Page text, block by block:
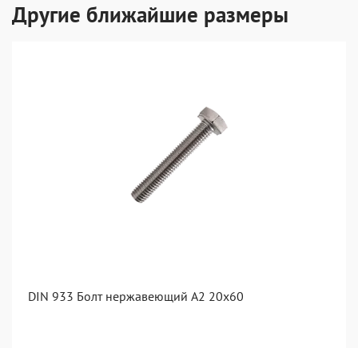
Другие ближайшие размеры
DIN 933 Болт нержавеющий А2 20х60